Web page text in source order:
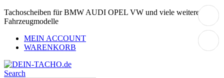
Tachoscheiben für BMW AUDI OPEL VW und viele weitere
Fahrzeugmodelle
MEIN ACCOUNT
WARENKORB
Search